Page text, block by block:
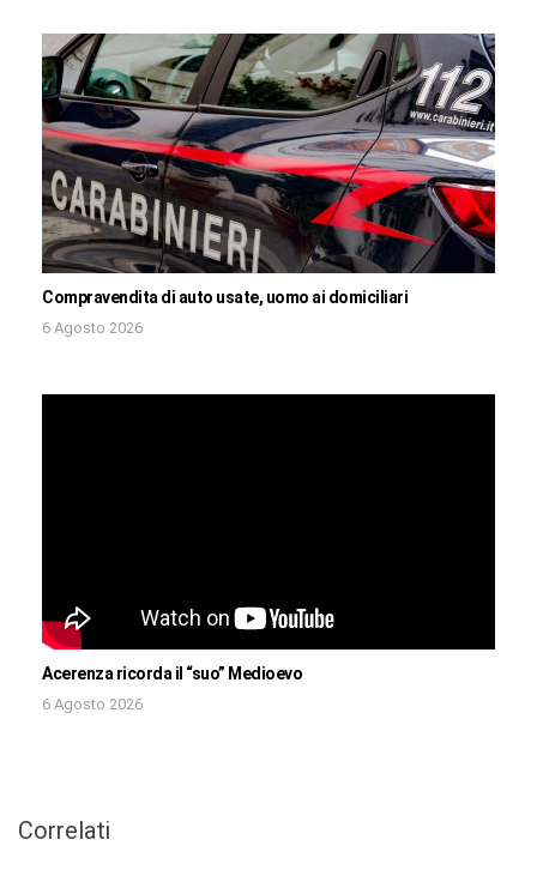
Compravendita di auto usate, uomo ai domiciliari
6 Agosto 2026
Acerenza ricorda il “suo” Medioevo
6 Agosto 2026
Correlati